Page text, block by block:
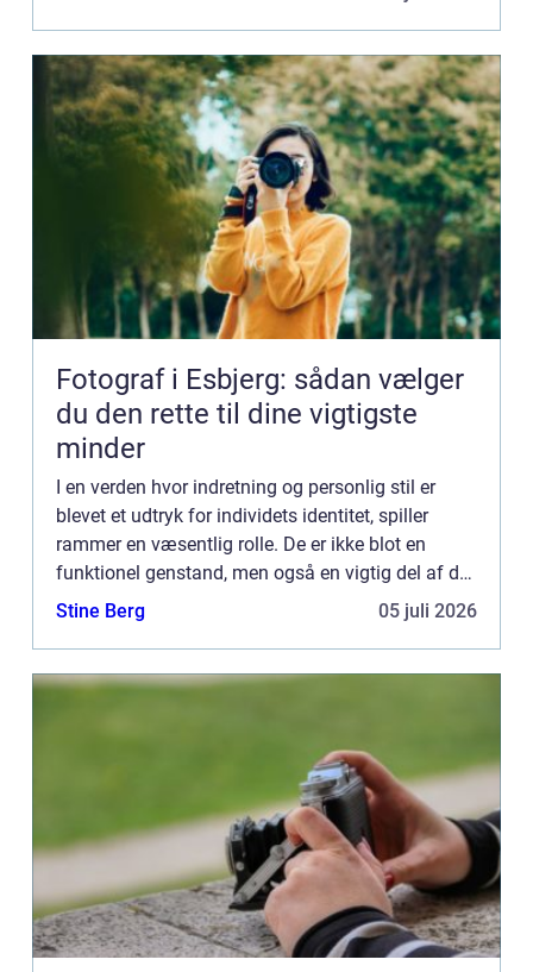
Fotograf i Esbjerg: sådan vælger
du den rette til dine vigtigste
minder
I en verden hvor indretning og personlig stil er
blevet et udtryk for individets identitet, spiller
rammer en væsentlig rolle. De er ikke blot en
funktionel genstand, men også en vigtig del af det
æstetiske i ethvert rum. Rammer er med til at
Stine Berg 05 juli 2026